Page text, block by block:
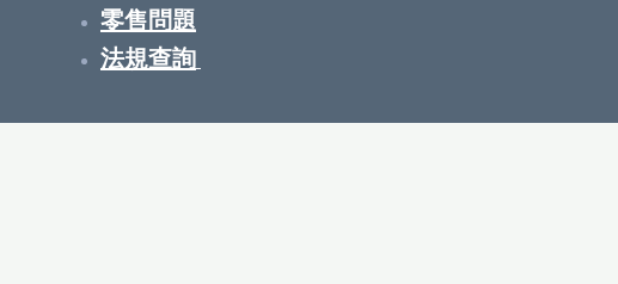
零售問題
​法規查詢